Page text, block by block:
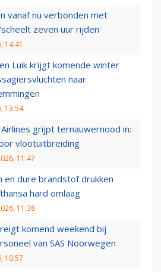
vanaf nu verbonden met
zeven uur rijden'
14:41
Luik krijgt komende winter
naar
13:54
grijpt ternauwernood in:
vlootuitbreiding
11:47
en dure brandstof drukken
hard omlaag
11:38
komend weekend bij
van SAS Noorwegen
10:57